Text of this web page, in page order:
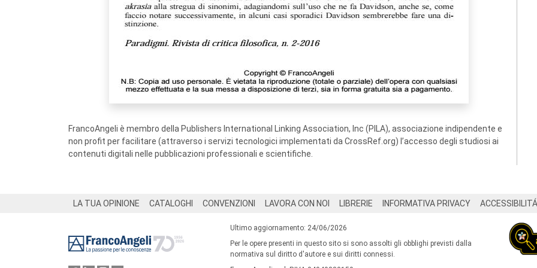
FrancoAngeli è membro della Publishers International Linking Association, Inc (PILA), associazione indipendente e
non profit per facilitare (attraverso i servizi tecnologici implementati da CrossRef.org) l’accesso degli studiosi ai
contenuti digitali nelle pubblicazioni professionali e scientifiche.
LA TUA OPINIONE CATALOGHI CONVENZIONI LAVORA CON NOI LIBRERIE INFORMATIVA PRIVACY ACCESSIBILITÁ
Ultimo aggiornamento: 24/06/2026
Per le opere presenti in questo sito si sono assolti gli obblighi previsti dalla
normativa sul diritto d'autore e sui diritti connessi.